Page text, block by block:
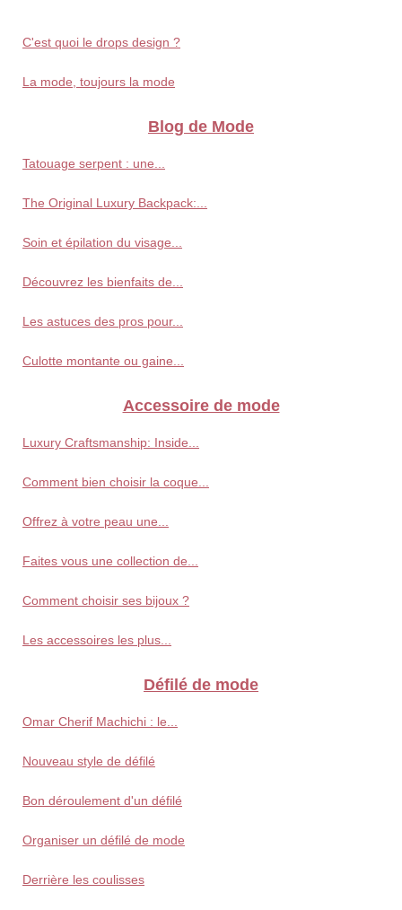
C'est quoi le drops design ?
La mode, toujours la mode
Blog de Mode
Tatouage serpent : une...
The Original Luxury Backpack:...
Soin et épilation du visage...
Découvrez les bienfaits de...
Les astuces des pros pour...
Culotte montante ou gaine...
Accessoire de mode
Luxury Craftsmanship: Inside...
Comment bien choisir la coque...
Offrez à votre peau une...
Faites vous une collection de...
Comment choisir ses bijoux ?
Les accessoires les plus...
Défilé de mode
Omar Cherif Machichi : le...
Nouveau style de défilé
Bon déroulement d'un défilé
Organiser un défilé de mode
Derrière les coulisses